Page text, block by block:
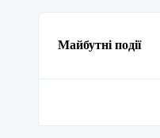
Майбутні події